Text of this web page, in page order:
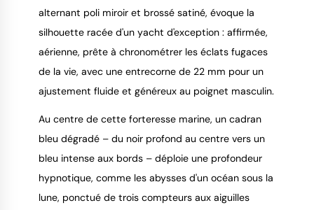
alternant poli miroir et brossé satiné, évoque la
silhouette racée d'un yacht d'exception : affirmée,
aérienne, prête à chronométrer les éclats fugaces
de la vie, avec une entrecorne de 22 mm pour un
ajustement fluide et généreux au poignet masculin.
Au centre de cette forteresse marine, un cadran
bleu dégradé – du noir profond au centre vers un
bleu intense aux bords – déploie une profondeur
hypnotique, comme les abysses d'un océan sous la
lune, ponctué de trois compteurs aux aiguilles